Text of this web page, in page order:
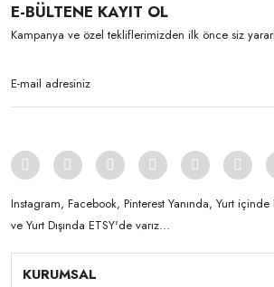
E-BÜLTENE KAYIT OL
Kampanya ve özel tekliflerimizden ilk önce siz
Instagram, Facebook, Pinterest Yanında, Yurt
ve Yurt Dışında ETSY'de varız...
KURUMSAL